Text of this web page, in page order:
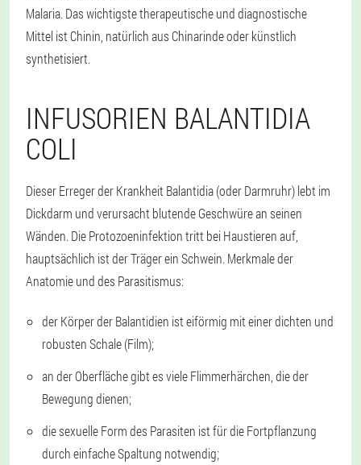
Malaria. Das wichtigste therapeutische und diagnostische
Mittel ist Chinin, natürlich aus Chinarinde oder künstlich
synthetisiert.
INFUSORIEN BALANTIDIA
COLI
Dieser Erreger der Krankheit Balantidia (oder Darmruhr) lebt im
Dickdarm und verursacht blutende Geschwüre an seinen
Wänden. Die Protozoeninfektion tritt bei Haustieren auf,
hauptsächlich ist der Träger ein Schwein. Merkmale der
Anatomie und des Parasitismus:
der Körper der Balantidien ist eiförmig mit einer dichten und
robusten Schale (Film);
an der Oberfläche gibt es viele Flimmerhärchen, die der
Bewegung dienen;
die sexuelle Form des Parasiten ist für die Fortpflanzung
durch einfache Spaltung notwendig;